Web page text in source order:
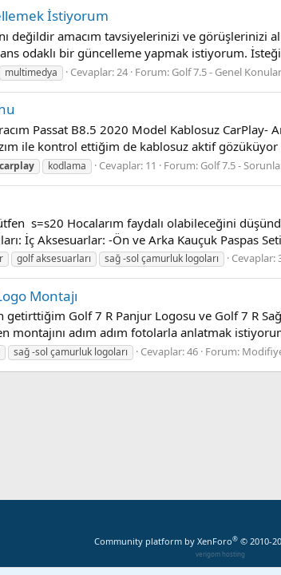
İstiyorum
değildir amacım tavsiyelerinizi ve
odaklı bir güncelleme yapmak istiyorum.
multimedya Cevaplar: 24 Forum: Golf 7.5 - Genel Konular
Passat B8.5 2020 Model Kablosuz
ile kontrol ettiğim de kablosuz aktif
carplay kodlama Cevaplar: 11 Forum: Golf 7.5 -
s=s20 Hocalarım faydalı olabileceğini
İç Aksesuarlar: -Ön ve Arka Kauçuk Paspas
golf aksesuarları sağ -sol çamurluk logoları Cevaplar:
Montajı
getirttiğim Golf 7 R Panjur Logosu ve Golf 7 R
montajını adım adım fotolarla anlatmak
sağ -sol çamurluk logoları Cevaplar: 46 Forum:
Community platform by XenForo® © 2010-
verigom hosting